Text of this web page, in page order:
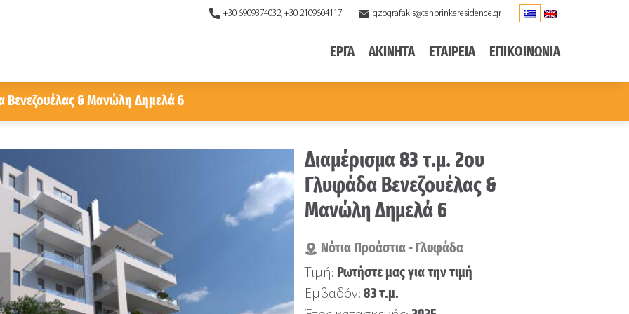
+30 6909374032, +30 2109604117 gzografakis@tenbrinkeresidence.gr
ΕΡΓΑ ΑΚΙΝΗΤΑ ΕΤΑΙΡΕΙΑ ΕΠΙΚΟΙΝΩΝΙΑ
Βενεζουέλας & Μανώλη Δημελά 6
Διαμέρισμα 83 τ.μ. 2ου
Γλυφάδα Βενεζουέλας &
Μανώλη Δημελά 6
Νότια Προάστια - Γλυφάδα
Τιμή: Ρωτήστε μας για την τιμή
Εμβαδόν: 83 τ.μ.